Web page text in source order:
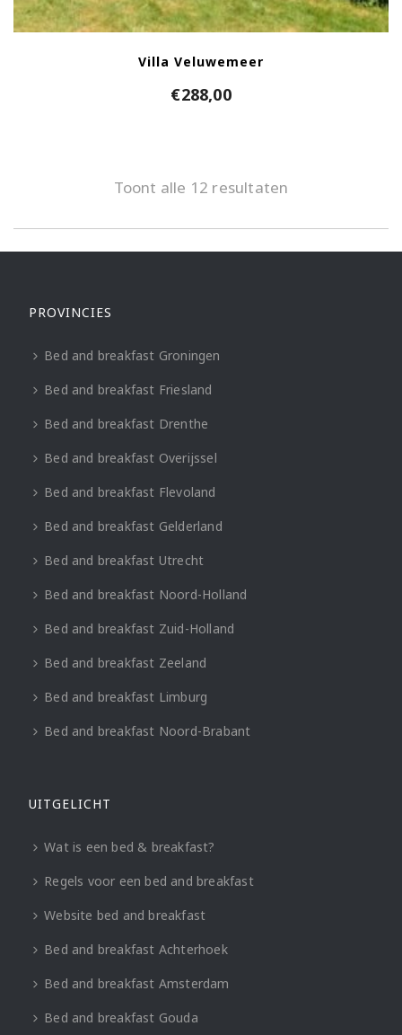
Villa Veluwemeer
€288,00
Toont alle 12 resultaten
PROVINCIES
Bed and breakfast Groningen
Bed and breakfast Friesland
Bed and breakfast Drenthe
Bed and breakfast Overijssel
Bed and breakfast Flevoland
Bed and breakfast Gelderland
Bed and breakfast Utrecht
Bed and breakfast Noord-Holland
Bed and breakfast Zuid-Holland
Bed and breakfast Zeeland
Bed and breakfast Limburg
Bed and breakfast Noord-Brabant
UITGELICHT
Wat is een bed & breakfast?
Regels voor een bed and breakfast
Website bed and breakfast
Bed and breakfast Achterhoek
Bed and breakfast Amsterdam
Bed and breakfast Gouda